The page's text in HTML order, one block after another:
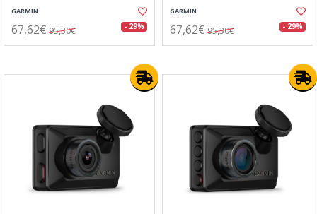
GARMIN
67,62€ 95,30€ - 29%
GARMIN
67,62€ 95,30€ - 29%